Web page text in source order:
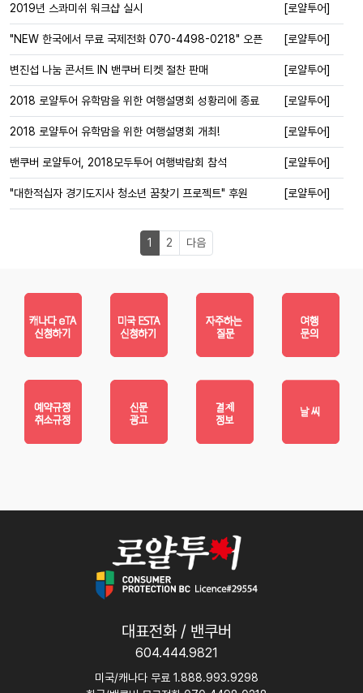
2019년 스콰미쉬 워크샵 실시 [로얄투어]
"NEW 한국에서 무료 국제전화 070-4498-0218" 오픈 [로얄투어]
변진섭 나눔 콘서트 IN 밴쿠버 티켓 절찬 판매 [로얄투어]
2018 로얄투어 유학맘을 위한 여행설명회 성황리에 종료 [로얄투어]
2018 로얄투어 유학맘을 위한 여행설명회 개최! [로얄투어]
밴쿠버 로얄투어, 2018모두투어 여행박람회 참석 [로얄투어]
"대한적십자 경기도지사 청소년 꿈찾기 프로젝트" 후원 [로얄투어]
1 2 다음
대표전화 / 밴쿠버
604.444.9821
미국/캐나다 무료 1.888.993.9298